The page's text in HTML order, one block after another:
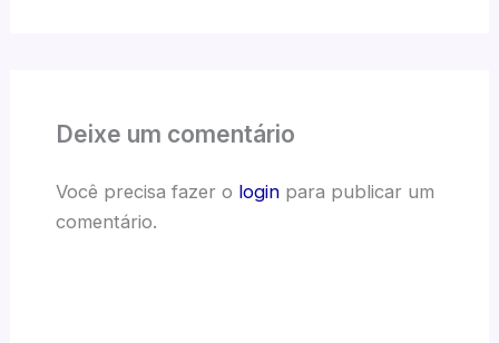
Deixe um comentário
Você precisa fazer o loginpara publicar um
comentário.